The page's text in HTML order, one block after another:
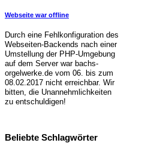
Webseite war offline
Durch eine Fehlkonfiguration des
Webseiten-Backends nach einer
Umstellung der PHP-Umgebung
auf dem Server war bachs-
orgelwerke.de vom 06. bis zum
08.02.2017 nicht erreichbar. Wir
bitten, die Unannehmlichkeiten
zu entschuldigen!
Beliebte Schlagwörter